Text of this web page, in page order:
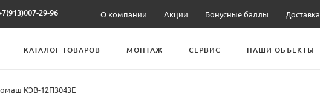
29-96 О компании Акции Бонусные баллы Доставка
КАТАЛОГ ТОВАРОВ МОНТАЖ СЕРВИС НАШИ ОБЪЕКТЫ
КЭВ-12П3043Е